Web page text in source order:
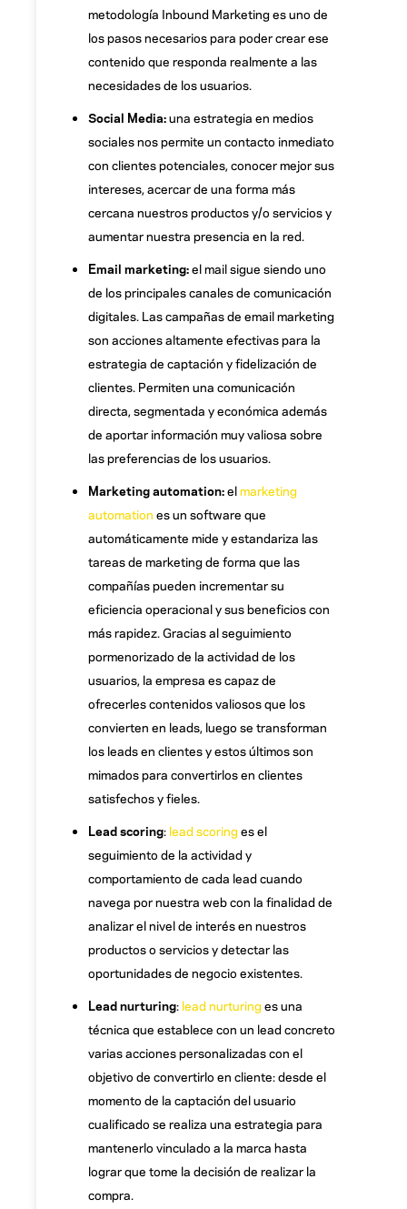
metodología Inbound Marketing es uno de
los pasos necesarios para poder crear ese
contenido que responda realmente a las
necesidades de los usuarios.
Social Media:una estrategia en medios
sociales nos permite un contacto inmediato
con clientes potenciales, conocer mejor sus
intereses, acercar de una forma más
cercana nuestros productos y/o servicios y
aumentar nuestra presencia en la red.
Email marketing:el mail sigue siendo uno
de los principales canales de comunicación
digitales. Las campañas de email marketing
son acciones altamente efectivas para la
estrategia de captación y fidelización de
clientes. Permiten una comunicación
directa, segmentada y económica además
de aportar información muy valiosa sobre
las preferencias de los usuarios.
Marketing automation:elmarketing
automation es un software que
automáticamente mide y estandariza las
tareas de marketing de forma que las
compañías pueden incrementar su
eficiencia operacional y sus beneficios con
más rapidez. Gracias al seguimiento
pormenorizado de la actividad de los
usuarios, la empresa es capaz de
ofrecerles contenidos valiosos que los
convierten en leads, luego se transforman
los leads en clientes y estos últimos son
mimados para convertirlos en clientes
satisfechos y fieles.
Lead scoring:lead scoringes el
seguimiento de la actividad y
comportamiento de cada lead cuando
navega por nuestra web con la finalidad de
analizar el nivel de interés en nuestros
productos o servicios y detectar las
oportunidades de negocio existentes.
Lead nurturing: lead nurturinges una
técnica que establece con un lead concreto
varias acciones personalizadas con el
objetivo de convertirlo en cliente: desde el
momento de la captación del usuario
cualificado se realiza una estrategia para
mantenerlo vinculado a la marca hasta
lograr que tome la decisión de realizar la
compra.